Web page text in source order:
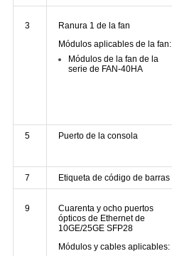
3
Ranura 1 de la fan
Módulos aplicables de la fan:
Módulos de la fan de la
serie de FAN-40HA
5 Puerto de la consola
7 Etiqueta de código de barras
9
Cuarenta y ocho puertos
ópticos de Ethernet de
10GE/25GE SFP28
Módulos y cables aplicables: